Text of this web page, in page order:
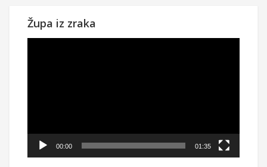
Župa iz zraka
00:00 01:35